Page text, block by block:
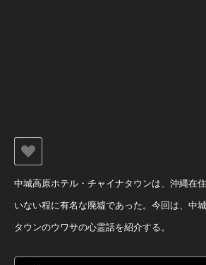
中城高原ホテル・チャイナタウンは、沖縄在
いない程に有名な廃墟であった。今回は、中
タウンのウワサの心霊話を紹介する。